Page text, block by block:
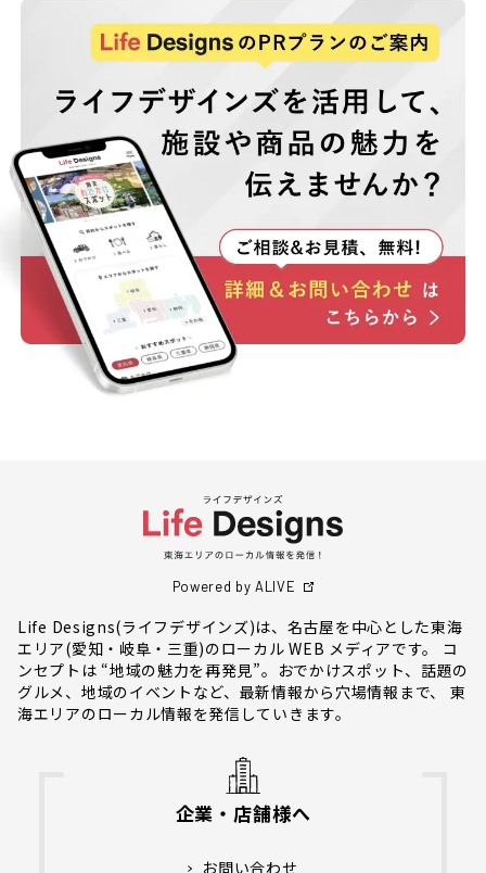
Powered by ALIVE
Life Designs(ライフデザインズ)は、名古屋を中心とした東海
エリア(愛知・岐阜・三重)のローカル WEB メディアです。 コ
ンセプトは “地域の魅力を再発見”。おでかけスポット、話題の
グルメ、地域のイベントなど、最新情報から穴場情報まで、 東
海エリアのローカル情報を発信していきます。
企業・店舗様へ
お問い合わせ